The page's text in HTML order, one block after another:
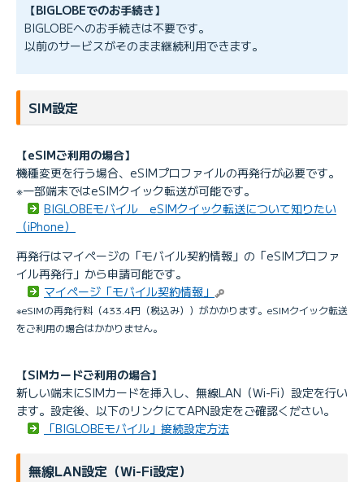
【BIGLOBEでのお手続き】
BIGLOBEへのお手続きは不要です。
以前のサービスがそのまま継続利用できます。
SIM設定
【eSIMご利用の場合】
機種変更を行う場合、eSIMプロファイルの再発行が必要です。
※一部端末ではeSIMクイック転送が可能です。
BIGLOBEモバイル eSIMクイック転送について知りたい
（iPhone）
再発行はマイページの「モバイル契約情報」の「eSIMプロファ
イル再発行」から申請可能です。
マイページ「モバイル契約情報」
※eSIMの再発行料（433.4円（税込み））がかかります。eSIMクイック転送
をご利用の場合はかかりません。
【SIMカードご利用の場合】
新しい端末にSIMカードを挿入し、無線LAN（Wi-Fi）設定を行い
ます。設定後、以下のリンクにてAPN設定をご確認ください。
「BIGLOBEモバイル」接続設定方法
無線LAN設定（Wi-Fi設定）